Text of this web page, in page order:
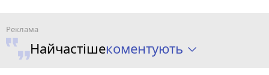
Найчастішекоментують